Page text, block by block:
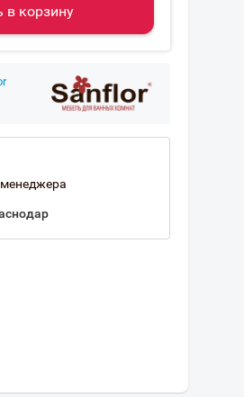
в корзину
менеджера